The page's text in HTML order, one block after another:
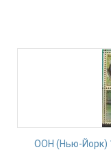
ООН (Нью-Йорк)